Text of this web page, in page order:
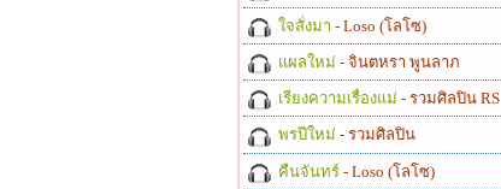
ใจสั่งมา - Loso (โลโซ)
แผลใหม่ - จินตหรา พูนลาภ
เรียงความเรื่องแม่ - รวมศิลปิน RS
พรปีใหม่ - รวมศิลปิน
คืนจันทร์ - Loso (โลโซ)